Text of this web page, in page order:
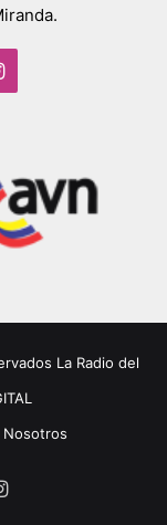
Instagram
La Radio del
Nosotros
Instagram